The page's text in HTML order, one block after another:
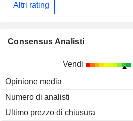
Altri rating
Consensus Analisti
Vendi
Opinione media
Numero di analisti
Ultimo prezzo di chiusura